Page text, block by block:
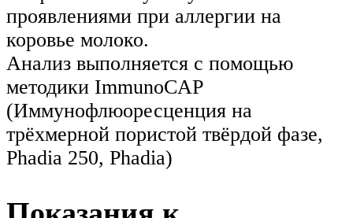
проявлениями при аллергии на
коровье молоко.
Анализ выполняется с помощью
методики ImmunoCAP
(Иммунофлюоресценция на
трёхмерной пористой твёрдой фазе,
Phadia 250, Phadia)